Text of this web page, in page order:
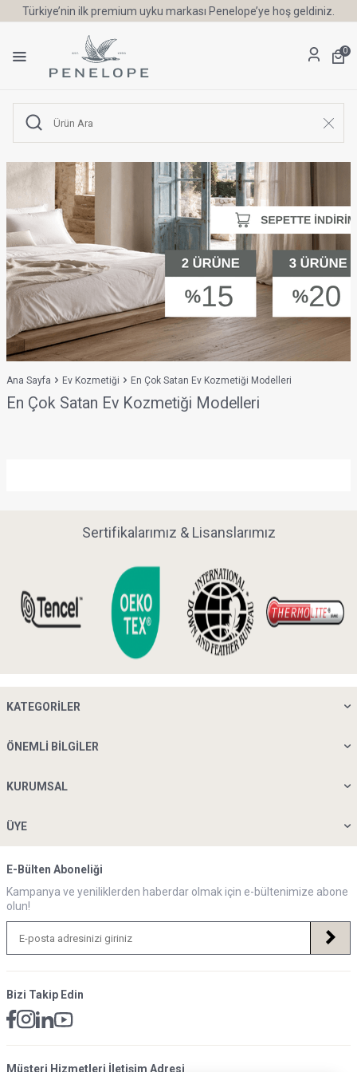
Türkiye’nin ilk premium uyku markası Penelope’ye hoş geldiniz.
0
Ana Sayfa Ev Kozmetiği En Çok Satan Ev Kozmetiği Modelleri
En Çok Satan Ev Kozmetiği Modelleri
Sertifikalarımız & Lisanslarımız
KATEGORILER
ÖNEMLI BILGILER
KURUMSAL
ÜYE
E-Bülten Aboneliği
Kampanya ve yeniliklerden haberdar olmak için e-bültenimize abone
olun!
Bizi Takip Edin
Müsteri Hizmetleri İletişim Adresi